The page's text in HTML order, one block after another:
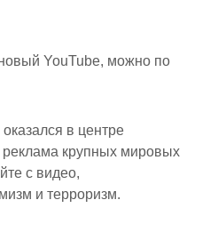
YouTube, можно по
в центре
реклама крупных мировых
с видео,
и терроризм.